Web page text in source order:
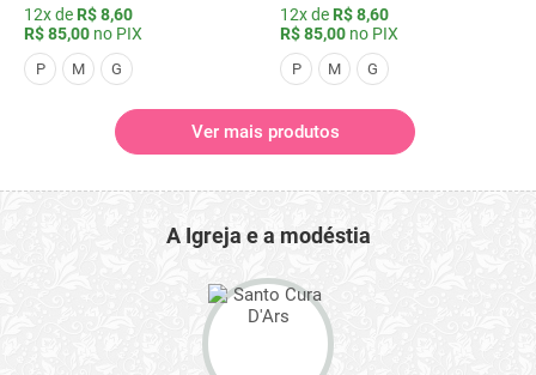
12x de R$ 8,60
R$ 85,00 no PIX
P M G
12x de R$ 8,60
R$ 85,00 no PIX
P M G
Ver mais produtos
A Igreja e a modéstia